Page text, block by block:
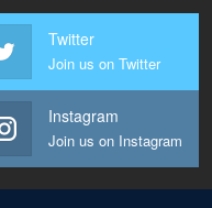
Twitter
Join us on Twitter
Instagram
Join us on Instagram